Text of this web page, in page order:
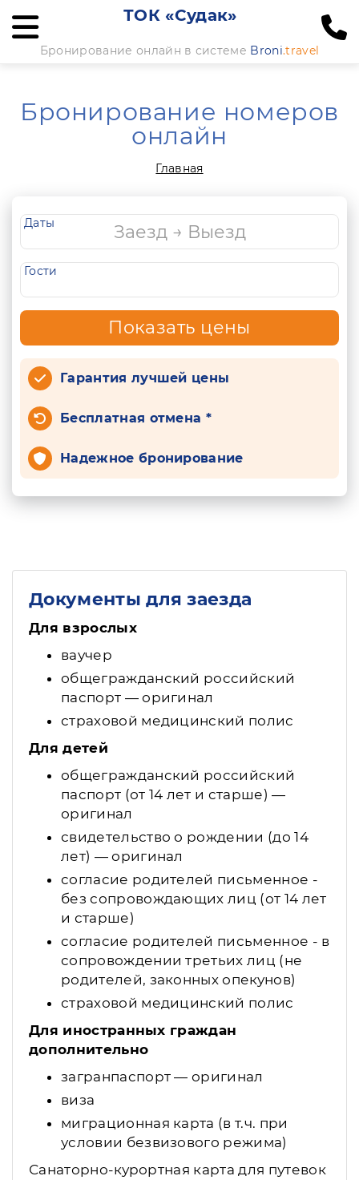
ТОК «Судак»
Бронирование онлайн в системе Broni.travel
Бронирование номеров
онлайн
Главная
Даты
Гости
Показать цены
Гарантия лучшей цены
Бесплатная отмена *
Надежное бронирование
Документы для заезда
Для взрослых
ваучер
общегражданский российский
паспорт — оригинал
страховой медицинский полис
Для детей
общегражданский российский
паспорт (от 14 лет и старше) —
оригинал
свидетельство о рождении (до 14
лет) — оригинал
согласие родителей письменное -
без сопровождающих лиц (от 14 лет
и старше)
согласие родителей письменное - в
сопровождении третьих лиц (не
родителей, законных опекунов)
страховой медицинский полис
Для иностранных граждан
дополнительно
загранпаспорт — оригинал
виза
миграционная карта (в т.ч. при
условии безвизового режима)
Санаторно-курортная карта для путевок